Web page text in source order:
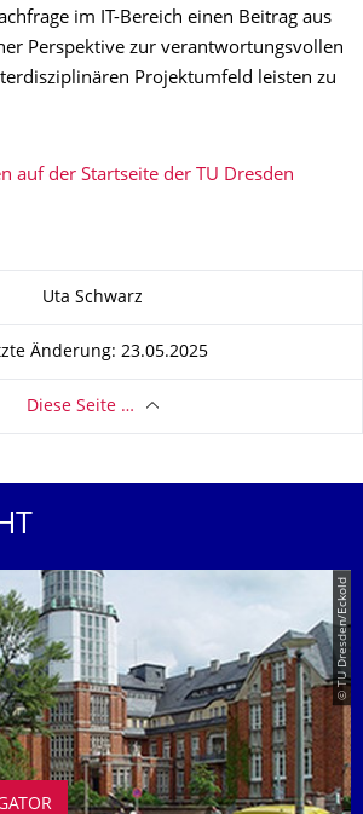
im IT-Bereich einen Beitrag aus
Perspektive zur verantwortungsvollen
Projektumfeld leisten zu
auf der Startseite der TU Dresden
Uta Schwarz
Änderung: 23.05.2025
Diese Seite …
© TU Dresden/Eckold